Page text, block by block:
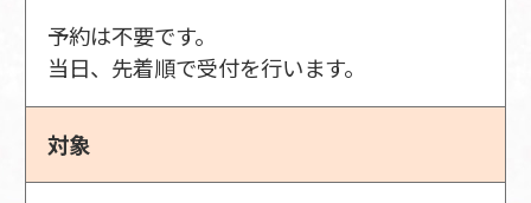
予約は不要です。
当日、先着順で受付を行います。
対象